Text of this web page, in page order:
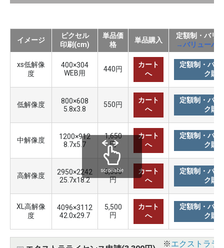
イメージ
ピクセル
印刷(cm)
単品価
格
単品購入
定額制・バリ
→バリューパ
xs低解像
度
400×304
WEB用
440円
カート
へ
定額制・バリ
ク購
低解像度
800×608
5.8x3.8
550円
カート
へ
定額制・バリ
ク購
中解像度
1200×912
8.7x5.7
1,650
円
カート
へ
定額制・バリ
ク購
高解像度
2950×2242
25.7x18.2
3,300
円
カート
へ
定額制・バリ
ク購
XL高解像
度
4096×3112
42.0x29.7
5,500
円
カート
へ
定額制・バリ
ク購
※エクストララ
scrollable